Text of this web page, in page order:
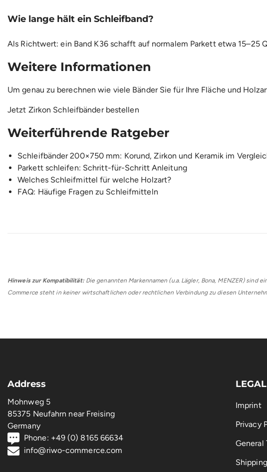
Wie lange hält ein Schleifband?
Als Richtwert: ein Band K36 schafft auf normalem Parkett etwa 15–25
Weitere Informationen
Um genau zu berechnen wie viele Bänder Sie für Ihre Fläche und
Jetzt Zirkon Schleifbänder bestellen
Weiterführende Ratgeber
Schleifbänder 200×750 mm: Korund, Zirkon und Keramik im
Parkett schleifen: Schritt-für-Schritt Anleitung
Welches Schleifmittel für welche Holzart?
FAQ: Häufige Fragen zu Schleifmitteln
Hinweis zur Kompatibilität:Die genannten Markennamen (u.a. Lägler, Bona, MENZER)
Commerce steht in keiner wirtschaftlichen oder rechtlichen Verbindung zu diesen
Address
Mohnweg 5
85375 Neufahrn near Freising
Germany
Phone: +49 (0) 8165 66634
info@riwo-commerce.com
LEGAL
Imprint
Privacy
General